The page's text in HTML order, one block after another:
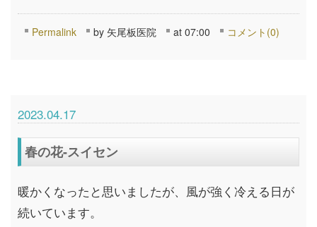
Permalink by 矢尾板医院 at 07:00 コメント(0)
2023.04.17
春の花-スイセン
暖かくなったと思いましたが、風が強く冷える日が
続いています。